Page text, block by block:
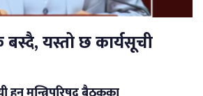
बस्दै, यस्तो छ कार्यसूची